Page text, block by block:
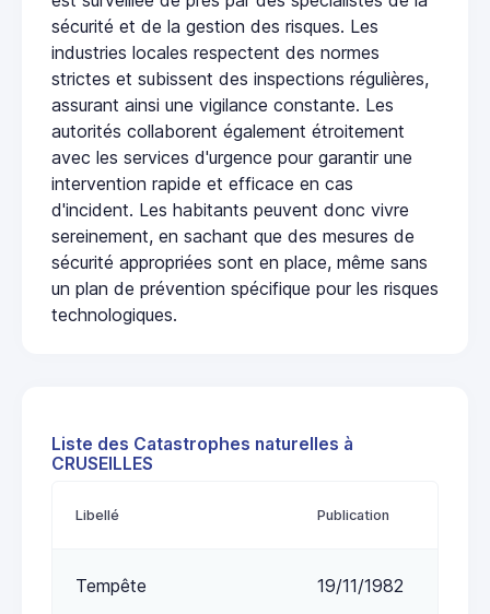
sécurité et de la gestion des risques. Les
industries locales respectent des normes
strictes et subissent des inspections régulières,
assurant ainsi une vigilance constante. Les
autorités collaborent également étroitement
avec les services d'urgence pour garantir une
intervention rapide et efficace en cas
d'incident. Les habitants peuvent donc vivre
sereinement, en sachant que des mesures de
sécurité appropriées sont en place, même sans
un plan de prévention spécifique pour les risques
technologiques.
Liste des Catastrophes naturelles à
CRUSEILLES
Libellé Publication
Tempête 19/11/1982